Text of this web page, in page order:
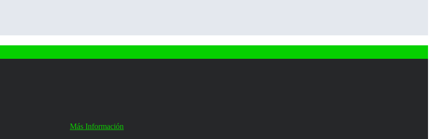
Más Información